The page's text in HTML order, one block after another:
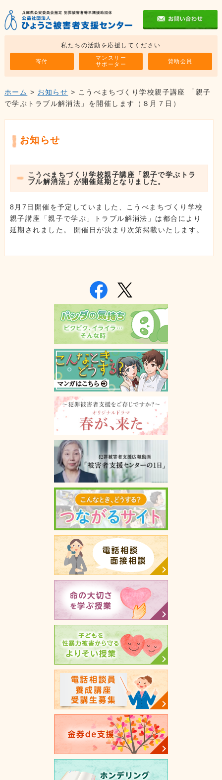
私たちの活動を応援してください
寄付
マンスリー
サポーター
賛助会員
ホーム > お知らせ > こうべまちづくり学校親子講座 「親子
で学ぶトラブル解消法」を開催します（８月７日）
お知らせ
こうべまちづくり学校親子講座「親子で学ぶトラ
ブル解消法」が開催延期となりました。
8月7日開催を予定していました、こうべまちづくり学校
親子講座「親子で学ぶ」トラブル解消法」は都合により
延期されました。 開催日が決まり次第掲載いたします。